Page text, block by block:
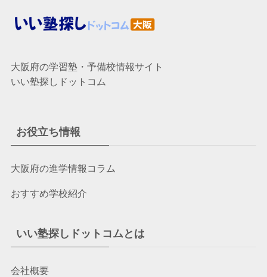
大阪府の学習塾・予備校情報サイト
いい塾探しドットコム
お役立ち情報
大阪府の進学情報コラム
おすすめ学校紹介
いい塾探しドットコムとは
会社概要